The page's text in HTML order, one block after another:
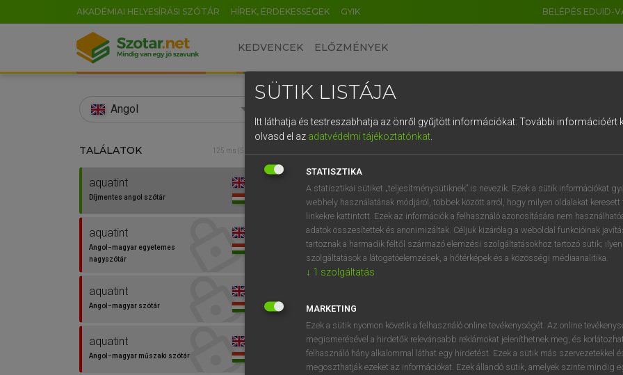
AKADÉMIAI HELYESÍRÁSI SZÓTÁR HÍREK, ÉRDEKESSÉGEK GYIK BELÉPÉS EDUID-
KEDVENCEK ELŐZMÉNYEK
Angol
TALÁLATOK 125 ms (5 db)
aquatint
Díjmentes angol szótár
aquatint
Angol−magyar egyetemes
nagyszótár
aquatint
Angol−magyar szótár
aquatint
Angol−magyar műszaki szótár
Díjmentes angol szótár
aquatint fn
foltmaratás
tinta
⚲ aquatintkeresése szótárainkban
SÜTIK LISTÁJA
Itt láthatja és testreszabhatja az önről gyűjtött információkat. További információért
olvasd el az adatvédelmi tájékoztatónkat.
STATISZTIKA
A statisztikai sütiket „teljesítménysütiknek” is nevezik. Ezek a sütik információkat
webhely használatának módjáról, többek között arról, hogy milyen oldalakat keresett
linkekre kattintott. Ezek az információk a felhasználó azonosítására nem
adatok összesítettek és anonimizáltak. Céljuk kizárólag a weboldal funkcióinak
tartoznak a harmadik féltől származó elemzési szolgáltatásokhoz tartozó sütik;
szolgáltatások a látogatóelemzések, a hőtérképek és a közösségi médiaanalitika.
↓ 1 szolgáltatás
MARKETING
Ezek a sütik nyomon követik a felhasználó online tevékenységét. Az online
megismerésével a hirdetők relevánsabb reklámokat jeleníthetnek meg, és
felhasználó hány alkalommal láthat egy hirdetést. Ezek a sütik más szervezetekkel
megoszthatják ezeket az információkat. Ezek állandó sütik, amelyek szinte mindig
EN HU DE CN FR ES IT NL
0 1 2 3 4 5 6 7 8 9
q w e r t z u i
a s d f g h j k l é
í y x c v b n m , .